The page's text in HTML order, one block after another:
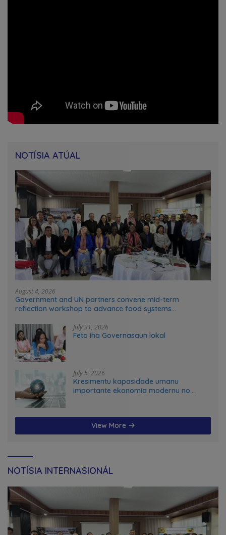
NOTÍSIA ATÚAL
August 4, 2026
Government and UN partners convene mid-term
reflection workshop to advance food systems
July 31, 2026
Feto iha Governasaun lokal
July 5, 2026
Kresimentu kapasidade umanu
importante ekonomia modernu no
View More
NOTÍSIA INTERNASIONÁL